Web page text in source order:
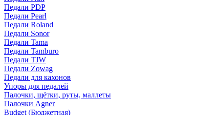
Педали PDP
Педали Pearl
Педали Roland
Педали Sonor
Педали Tama
Педали Tamburo
Педали TJW
Педали Zowag
Педали для кахонов
Упоры для педалей
Палочки, щётки, руты, маллеты
Палочки Agner
Budget (Бюджетная)